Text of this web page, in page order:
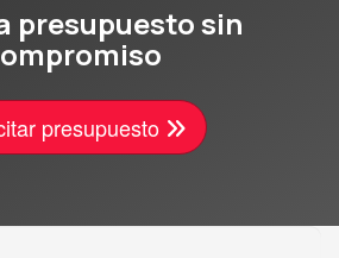
presupuesto sin
presupuesto